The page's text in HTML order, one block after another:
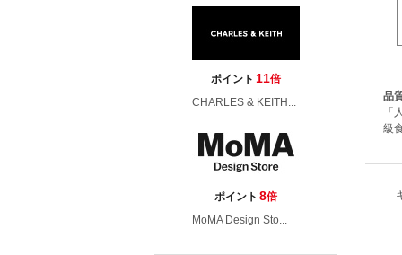
ポイント 11倍
CHARLES & KEITH...
ポイント 8倍
MoMA Design Sto...
品
「
級